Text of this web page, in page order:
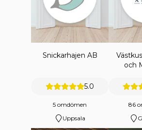
Snickarhajen AB
5.0
5 omdömen
Uppsala
och
86